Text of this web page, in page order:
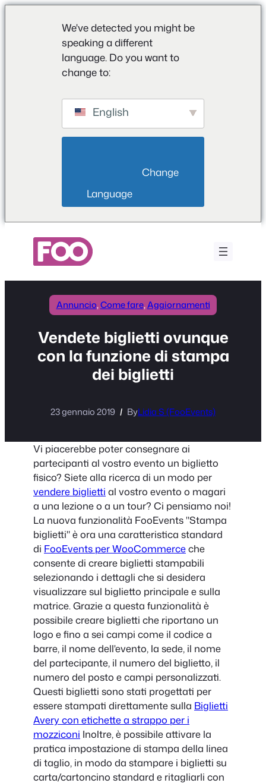
We've detected you might be
speaking a different
language. Do you want to
change to:
English
Language
contenuto
Annuncio, Come fare, Aggiornamenti
Vendete biglietti ovunque
con la funzione di stampa
dei biglietti
23 gennaio 2019 ByLidia S (FooEvents)
Vi piacerebbe poter consegnare ai
partecipanti al vostro evento un biglietto
fisico? Siete alla ricerca di un modo per
vendere biglietti al vostro evento o magari
a una lezione o a un tour? Ci pensiamo noi!
La nuova funzionalità FooEvents "Stampa
biglietti" è ora una caratteristica standard
di FooEvents per WooCommerceche
consente di creare biglietti stampabili
selezionando i dettagli che si desidera
visualizzare sul biglietto principale e sulla
matrice. Grazie a questa funzionalità è
possibile creare biglietti che riportano un
logo e fino a sei campi come il codice a
barre, il nome dell'evento, la sede, il nome
del partecipante, il numero del biglietto, il
numero del posto e campi personalizzati.
Questi biglietti sono stati progettati per
essere stampati direttamente sulla Biglietti
Avery con etichette a strappo per i
mozziconi Inoltre, è possibile attivare la
pratica impostazione di stampa della linea
di taglio, in modo da stampare i biglietti su
carta/cartoncino standard e ritagliarli con